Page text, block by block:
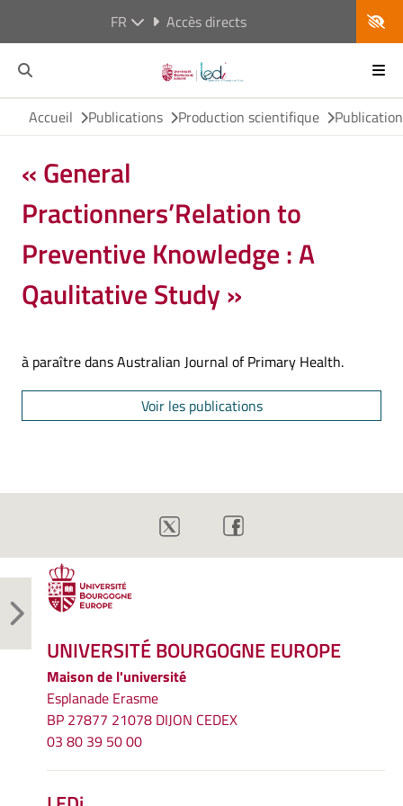
FR Accès directs
Accueil Publications Production scientifique
« General
Practionners’Relation to
Preventive Knowledge : A
Qaulitative Study »
à paraître dans Australian Journal of Primary Health.
Voir les publications
UNIVERSITÉ BOURGOGNE EUROPE
Maison de l'université
Esplanade Erasme
BP 27877 21078 DIJON CEDEX
03 80 39 50 00